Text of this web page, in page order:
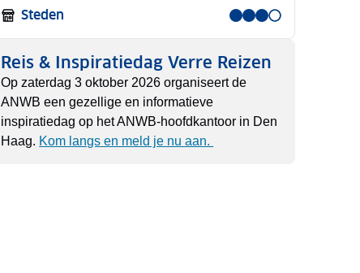
Steden
Reis & Inspiratiedag Verre Reizen
Op zaterdag 3 oktober 2026 organiseert de
ANWB een gezellige en informatieve
inspiratiedag op het ANWB-hoofdkantoor in Den
Haag. Kom langs en meld je nu aan.